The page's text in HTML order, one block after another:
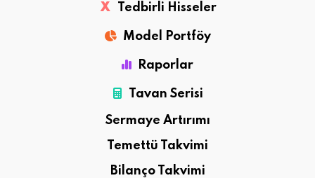
X Tedbirli Hisseler
Model Portföy
Raporlar
Tavan Serisi
Sermaye Artırımı
Temettü Takvimi
Bilanço Takvimi